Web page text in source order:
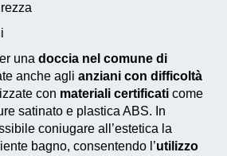
una doccia nel comune di
anche agli anziani con difficoltà
con materiali certificati come
satinato e plastica ABS. In
coniugare all’estetica la
bagno, consentendo l’utilizzo